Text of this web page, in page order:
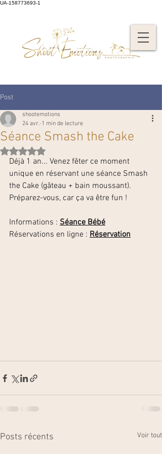
UA-158773693-1
Post
Séance Smash the Cake
shootemotions
24 avr. 1 min de lecture
Noté NaN étoiles sur 5.
Déjà 1 an... Venez fêter ce moment
unique en réservant une séance Smash
the Cake (gâteau + bain moussant).
Préparez-vous, car ça va être fun !
Informations : Séance Bébé
Réservations en ligne : Réservation
Posts récents Voir tout